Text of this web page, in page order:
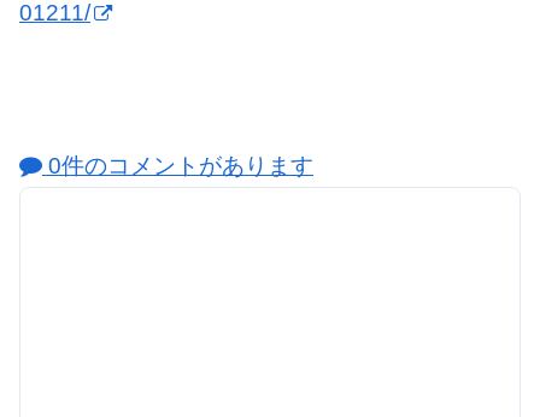
01211/
0件のコメントがあります